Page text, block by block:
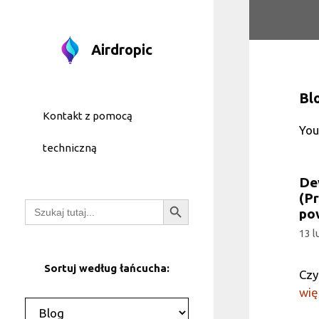
treści
Airdropic
Kontakt z pomocą
techniczną
Wyszukaj: Przycisk wyszukiwania
Sortuj według łańcucha:
Kategorie
13